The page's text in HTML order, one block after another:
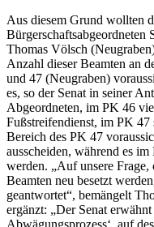
Aus diesem Grund wollten
Bürgerschaftsabgeordneten
Thomas Völsch
Anzahl dieser Beamten an
und 47 (Neugraben)
es, so der Senat in seiner
Abgeordneten, im PK 46
Fußstreifendienst, im PK
Bereich des PK 47
ausscheiden, während es
werden. „Auf unsere Frage,
Beamten neu besetzt
geantwortet“, bemängelt
ergänzt: „Der Senat
Abwägungsprozess‘, auf